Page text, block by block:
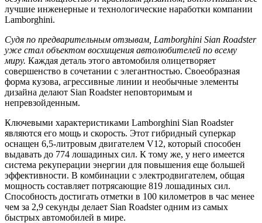
лучшие инженерные и технологические наработки компании
Lamborghini.
Судя по предварительным отзывам, Lamborghini Sian Roadster
уже стал объектом восхищения автолюбителей по всему
миру. Каждая деталь этого автомобиля олицетворяет
совершенство в сочетании с элегантностью. Своеобразная
форма кузова, агрессивные линии и необычные элементы
дизайна делают Sian Roadster неповторимым и
непревзойденным.
Ключевыми характеристиками Lamborghini Sian Roadster
являются его мощь и скорость. Этот гибридный суперкар
оснащен 6,5-литровым двигателем V12, который способен
выдавать до 774 лошадиных сил. К тому же, у него имеется
система рекуперации энергии для повышения еще большей
эффективности. В комбинации с электродвигателем, общая
мощность составляет потрясающие 819 лошадиных сил.
Способность достигать отметки в 100 километров в час менее
чем за 2,9 секунды делает Sian Roadster одним из самых
быстрых автомобилей в мире.